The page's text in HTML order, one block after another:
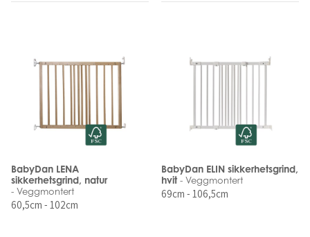
BabyDan LENA
sikkerhetsgrind, natur
- Veggmontert
60,5cm - 102cm
BabyDan ELIN sikkerhetsgrind,
hvit - Veggmontert
69cm - 106,5cm